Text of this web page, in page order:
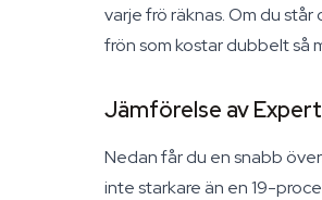
varje frö räknas. Om du
frön som kostar dubbelt så
Jämförelse av
Nedan får du en snabb
inte starkare än en 19-